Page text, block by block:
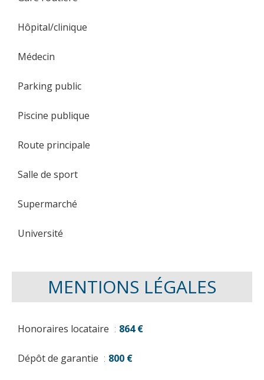
Hôpital/clinique
Médecin
Parking public
Piscine publique
Route principale
Salle de sport
Supermarché
Université
MENTIONS LÉGALES
Honoraires locataire 864 €
Dépôt de garantie 800 €